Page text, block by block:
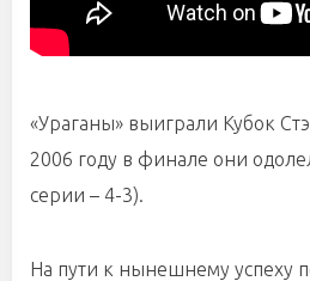
«Ураганы» выиграли Кубок
2006 году в финале они
серии – 4-3).
На пути к нынешнему успеху